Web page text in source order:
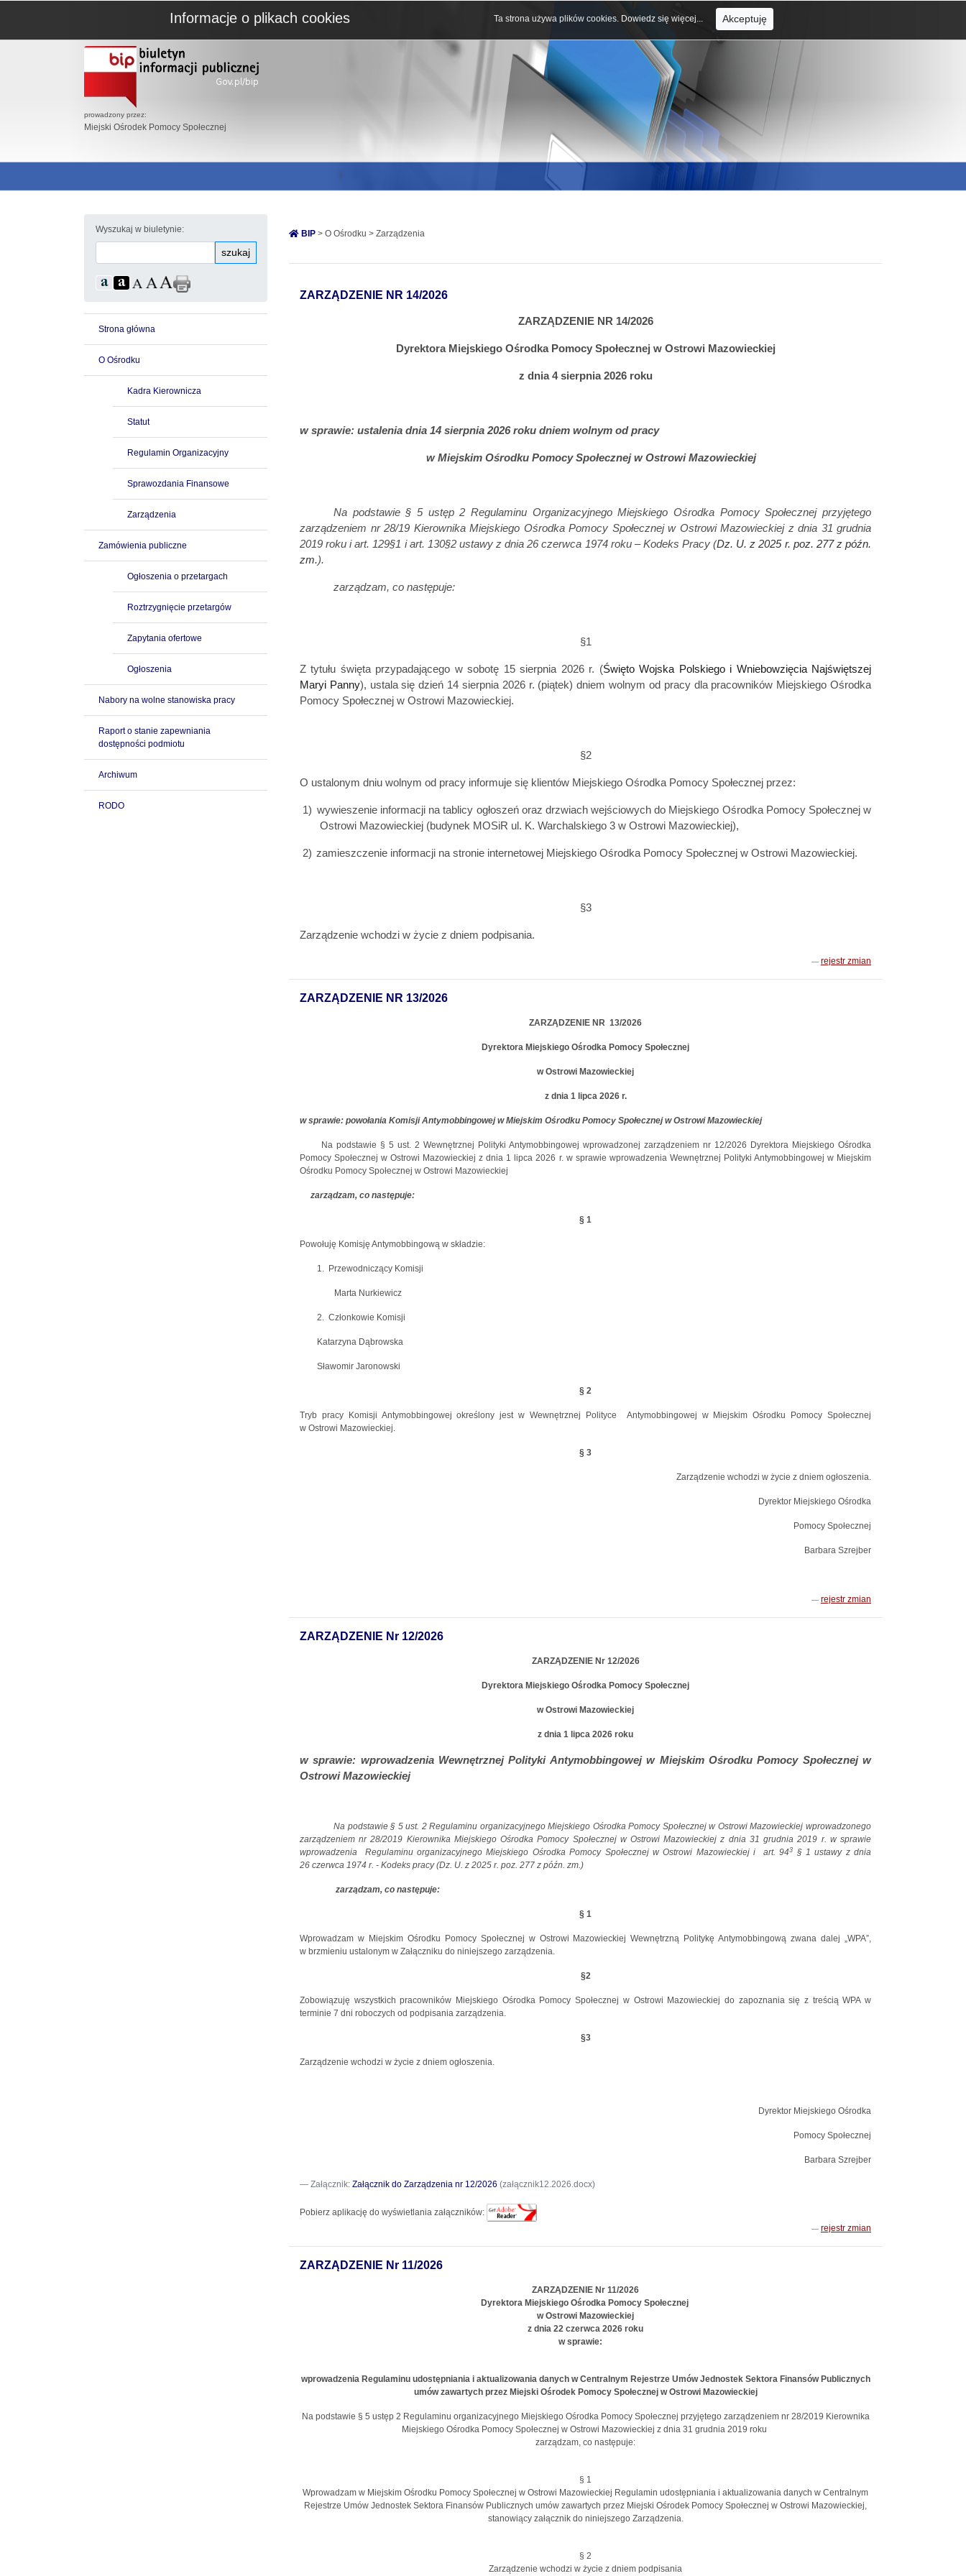
prowadzony przez:
Miejski Ośrodek Pomocy Społecznej
Wyszukaj w biuletynie:
szukaj
Strona główna
O Ośrodku
Kadra Kierownicza
Statut
Regulamin Organizacyjny
Sprawozdania Finansowe
Zarządzenia
Zamówienia publiczne
Ogłoszenia o przetargach
Roztrzygnięcie przetargów
Zapytania ofertowe
Ogłoszenia
Nabory na wolne stanowiska pracy
Raport o stanie zapewniania
dostępności podmiotu
Archiwum
RODO
BIP > O Ośrodku > Zarządzenia
ZARZĄDZENIE NR 14/2026
ZARZĄDZENIE NR 14/2026
Dyrektora Miejskiego Ośrodka Pomocy Społecznej w Ostrowi Mazowieckiej
z dnia 4 sierpnia 2026 roku
w sprawie: ustalenia dnia 14 sierpnia 2026 roku dniem wolnym od pracy
w Miejskim Ośrodku Pomocy Społecznej w Ostrowi Mazowieckiej
Na podstawie § 5 ustęp 2 Regulaminu Organizacyjnego Miejskiego Ośrodka Pomocy Społecznej przyjętego
zarządzeniem nr 28/19 Kierownika Miejskiego Ośrodka Pomocy Społecznej w Ostrowi Mazowieckiej z dnia 31 grudnia
2019 roku i art. 129§1 i art. 130§2 ustawy z dnia 26 czerwca 1974 roku – Kodeks Pracy (Dz. U. z 2025 r. poz. 277 z późn.
zm.).
zarządzam, co następuje:
§1
Z tytułu święta przypadającego w sobotę 15 sierpnia 2026 r. (Święto Wojska Polskiego i Wniebowzięcia Najświętszej
Maryi Panny), ustala się dzień 14 sierpnia 2026 r. (piątek) dniem wolnym od pracy dla pracowników Miejskiego Ośrodka
Pomocy Społecznej w Ostrowi Mazowieckiej.
§2
O ustalonym dniu wolnym od pracy informuje się klientów Miejskiego Ośrodka Pomocy Społecznej przez:
1) wywieszenie informacji na tablicy ogłoszeń oraz drzwiach wejściowych do Miejskiego Ośrodka Pomocy Społecznej w
Ostrowi Mazowieckiej (budynek MOSiR ul. K. Warchalskiego 3 w Ostrowi Mazowieckiej),
2) zamieszczenie informacji na stronie internetowej Miejskiego Ośrodka Pomocy Społecznej w Ostrowi Mazowieckiej.
§3
Zarządzenie wchodzi w życie z dniem podpisania.
rejestr zmian
ZARZĄDZENIE NR 13/2026
ZARZĄDZENIE NR 13/2026
Dyrektora Miejskiego Ośrodka Pomocy Społecznej
w Ostrowi Mazowieckiej
z dnia 1 lipca 2026 r.
w sprawie: powołania Komisji Antymobbingowej w Miejskim Ośrodku Pomocy Społecznej w Ostrowi Mazowieckiej
Na podstawie § 5 ust. 2 Wewnętrznej Polityki Antymobbingowej wprowadzonej zarządzeniem nr 12/2026 Dyrektora Miejskiego Ośrodka
Pomocy Społecznej w Ostrowi Mazowieckiej z dnia 1 lipca 2026 r. w sprawie wprowadzenia Wewnętrznej Polityki Antymobbingowej w Miejskim
Ośrodku Pomocy Społecznej w Ostrowi Mazowieckiej
zarządzam, co następuje:
§ 1
Powołuję Komisję Antymobbingową w składzie:
1. Przewodniczący Komisji
Marta Nurkiewicz
2. Członkowie Komisji
Katarzyna Dąbrowska
Sławomir Jaronowski
§ 2
Tryb pracy Komisji Antymobbingowej określony jest w Wewnętrznej Polityce Antymobbingowej w Miejskim Ośrodku Pomocy Społecznej
w Ostrowi Mazowieckiej.
§ 3
Zarządzenie wchodzi w życie z dniem ogłoszenia.
Dyrektor Miejskiego Ośrodka
Pomocy Społecznej
Barbara Szrejber
rejestr zmian
ZARZĄDZENIE Nr 12/2026
ZARZĄDZENIE Nr 12/2026
Dyrektora Miejskiego Ośrodka Pomocy Społecznej
w Ostrowi Mazowieckiej
z dnia 1 lipca 2026 roku
w sprawie: wprowadzenia Wewnętrznej Polityki Antymobbingowej w Miejskim Ośrodku Pomocy Społecznej w
Ostrowi Mazowieckiej
Na podstawie § 5 ust. 2 Regulaminu organizacyjnego Miejskiego Ośrodka Pomocy Społecznej w Ostrowi Mazowieckiej wprowadzonego
zarządzeniem nr 28/2019 Kierownika Miejskiego Ośrodka Pomocy Społecznej w Ostrowi Mazowieckiej z dnia 31 grudnia 2019 r. w sprawie
wprowadzenia
Regulaminu organizacyjnego Miejskiego Ośrodka Pomocy Społecznej w Ostrowi Mazowieckiej i art. 943 § 1 ustawy z dnia
26 czerwca 1974 r. - Kodeks pracy (Dz. U. z 2025 r. poz. 277 z późn. zm.)
zarządzam, co następuje:
§ 1
Wprowadzam w Miejskim Ośrodku Pomocy Społecznej w Ostrowi MazowieckiejWewnętrzną Politykę Antymobbingową zwana dalej „WPA”,
w brzmieniu ustalonym w Załączniku do niniejszego zarządzenia.
§2
Zobowiązuję wszystkich pracowników Miejskiego Ośrodka Pomocy Społecznej w Ostrowi Mazowieckiej do zapoznania się z treścią WPA w
terminie 7 dni roboczych od podpisania zarządzenia.
§3
Zarządzenie wchodzi w życie z dniem ogłoszenia.
Dyrektor Miejskiego Ośrodka
Pomocy Społecznej
Barbara Szrejber
Załącznik: Załącznik do Zarządzenia nr 12/2026 (załącznik12.2026.docx)
Pobierz aplikację do wyświetlania załączników:
rejestr zmian
ZARZĄDZENIE Nr 11/2026
ZARZĄDZENIE Nr 11/2026
Dyrektora Miejskiego Ośrodka Pomocy Społecznej
w Ostrowi Mazowieckiej
z dnia 22 czerwca 2026 roku
w sprawie:
wprowadzenia Regulaminu udostępniania i aktualizowania danych w Centralnym Rejestrze Umów Jednostek Sektora Finansów Publicznych
umów zawartych przez Miejski Ośrodek Pomocy Społecznej w Ostrowi Mazowieckiej
Na podstawie § 5 ustęp 2 Regulaminu organizacyjnego Miejskiego Ośrodka Pomocy Społecznej przyjętego zarządzeniem nr 28/2019 Kierownika
Miejskiego Ośrodka Pomocy Społecznej w Ostrowi Mazowieckiej z dnia 31 grudnia 2019 roku
zarządzam, co następuje:
§ 1
Wprowadzam w Miejskim Ośrodku Pomocy Społecznej w Ostrowi Mazowieckiej Regulamin udostępniania i aktualizowania danych w Centralnym
Rejestrze Umów Jednostek Sektora Finansów Publicznych umów zawartych przez Miejski Ośrodek Pomocy Społecznej w Ostrowi Mazowieckiej,
stanowiący załącznik do niniejszego Zarządzenia.
§ 2
Zarządzenie wchodzi w życie z dniem podpisania
Informacje o plikach cookies Ta strona używa plików cookies. Dowiedz się więcej... Akceptuję